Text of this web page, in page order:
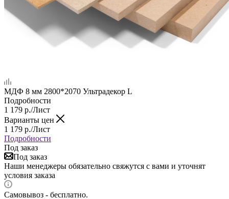
МДФ 8 мм 2800*2070 Ультрадекор L
Подробности
1 179 р./Лист
Варианты цен
1 179 р./Лист
Подробности
Под заказ
Под заказ
Наши менеджеры обязательно свяжутся с вами и уточнят
условия заказа
Самовывоз - бесплатно.